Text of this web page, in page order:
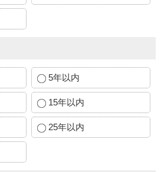
5年以内
15年以内
25年以内